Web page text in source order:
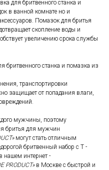
для бритвенного станка и
в ванной комнате но и
Помазок для бритья
скопление воды и
увеличению срока службы
станка и помазка из
транспортировки
защищает от попадания влаги,
мужчины, поэтому
бритья для мужчин
могут стать отличным
бритвенный набор с T -
нашем интернет -
PRODUCT» в Москве с быстрой и